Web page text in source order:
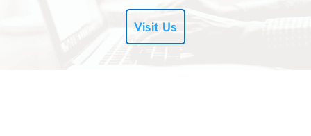
Visit Us